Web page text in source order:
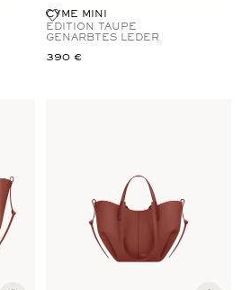
CYME MINI
EDITION TAUPE
GENARBTES LEDER
390 €